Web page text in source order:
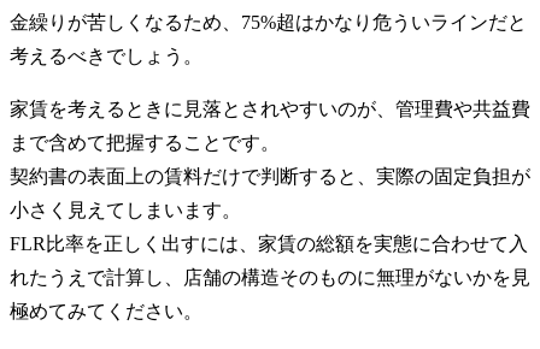
金繰りが苦しくなるため、75%超はかなり危ういラインだと
考えるべきでしょう。
家賃を考えるときに見落とされやすいのが、管理費や共益費
まで含めて把握することです。
契約書の表面上の賃料だけで判断すると、実際の固定負担が
小さく見えてしまいます。
FLR比率を正しく出すには、家賃の総額を実態に合わせて入
れたうえで計算し、店舗の構造そのものに無理がないかを見
極めてみてください。